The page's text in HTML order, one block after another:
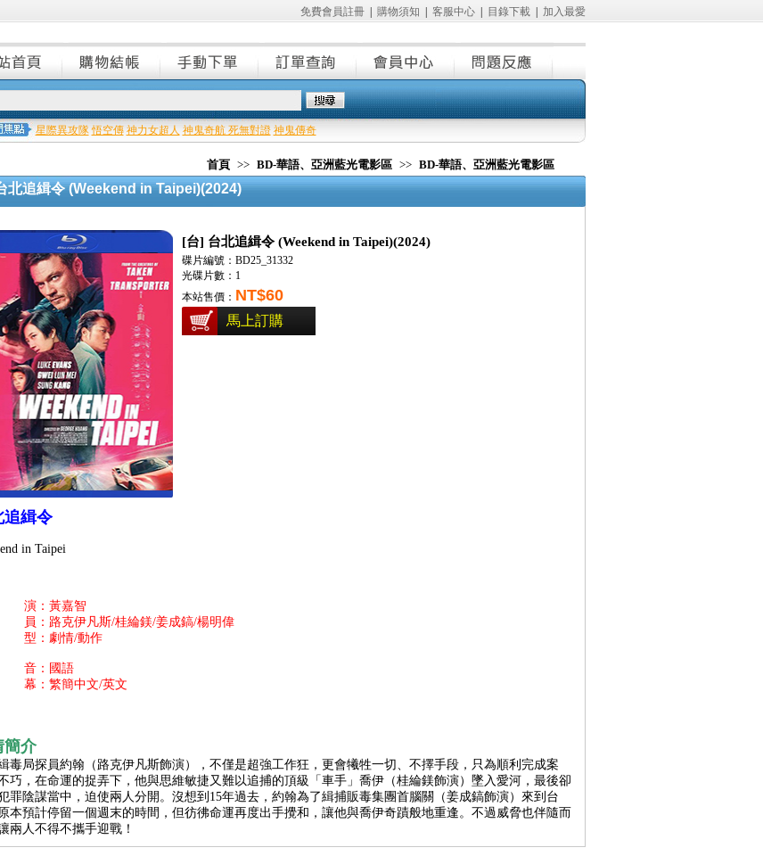
免費會員註冊| 購物須知 客服中心| 目錄下載| 加入最愛
星際異攻隊 悟空傳 神力女超人 神鬼奇航 死無對證 神鬼傳奇
首頁 >> BD-華語、亞洲藍光電影區 >> BD-華語、亞洲藍光電影區
北追緝令 (Weekend in Taipei)(2024)
[台] 台北追緝令 (Weekend in Taipei)(2024)
碟片編號：BD25_31332
光碟片數：1
本站售價： NT$60
馬上訂購
追緝令
in Taipei
：黃嘉智
：路克伊凡斯/桂綸鎂/姜成鎬/楊明偉
：劇情/動作
：國語
：繁簡中文/英文
簡介
毒局探員約翰（路克伊凡斯飾演），不僅是超強工作狂，更會犧牲一切、不擇手段，只為順利完成案
巧，在命運的捉弄下，他與思維敏捷又難以追捕的頂級「車手」喬伊（桂綸鎂飾演）墜入愛河，最後卻
罪陰謀當中，迫使兩人分開。沒想到15年過去，約翰為了緝捕販毒集團首腦關（姜成鎬飾演）來到台
本預計停留一個週末的時間，但彷彿命運再度出手攪和，讓他與喬伊奇蹟般地重逢。不過威脅也伴隨而
兩人不得不攜手迎戰！